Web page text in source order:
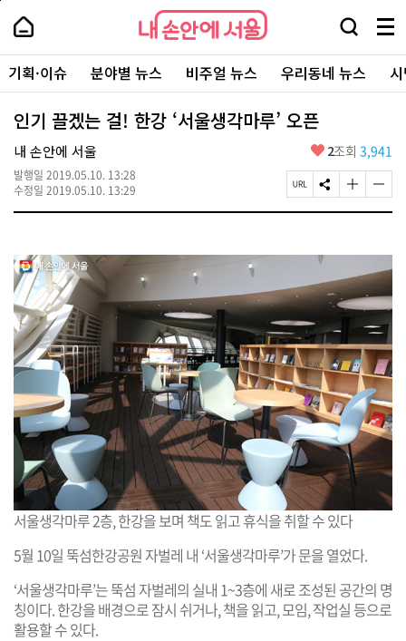
본
로
가
기
내
손
안
에
서
울
-
서
울
시
대
표
소
털
내
손
에
서
울
검
창
열
기
메
뉴
전
체
보
주
요
서
기획·이슈 분야별 뉴스 비주얼 뉴스 우리동네 뉴스
인기 끌겠는 걸! 한강 ‘서울생각마루’ 오픈
내 손안에 서울
발행일 2019.05.10. 13:28
수정일 2019.05.10. 13:29
좋
요
2조회 3,941
페
이
R
복
사
S
N
유
기
글
자
크
변
경
하
기
글
자
작
게
변
경
하
기
서울생각마루 2층, 한강을 보며 책도 읽고 휴식을 취할 수 있다
5월 10일 뚝섬한강공원 자벌레 내 ‘서울생각마루’가 문을 열었다.
‘서울생각마루’는 뚝섬 자벌레의 실내 1~3층에 새로 조성된 공간의 명
칭이다. 한강을 배경으로 잠시 쉬거나, 책을 읽고, 모임, 작업실 등으로
활용할 수 있다.
페
상
단
으
로